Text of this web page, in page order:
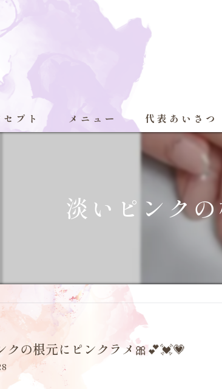
セプト メニュー 代表あいさつ
淡いピンク
クの根元にピンクラメ🎀💕💓💗